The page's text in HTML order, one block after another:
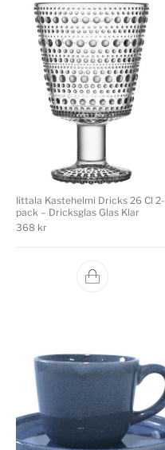
Iittala Kastehelmi Dricks 26 Cl 2-
pack – Dricksglas Glas Klar
368 kr